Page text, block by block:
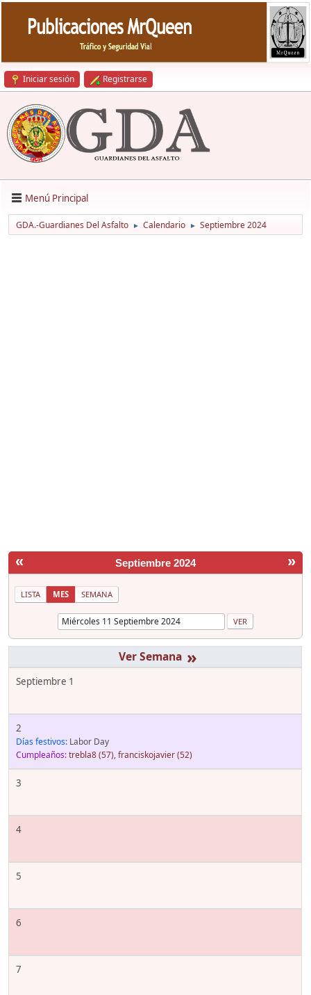
Iniciar sesión Registrarse
Menú Principal
GDA.-Guardianes Del Asfalto ► Calendario ► Septiembre 2024
« »
Septiembre 2024
LISTA MES SEMANA
»
Septiembre 1
2
Días festivos: Labor Day
Cumpleaños:trebla8(57),franciskojavier(52)
3
4
5
6
7